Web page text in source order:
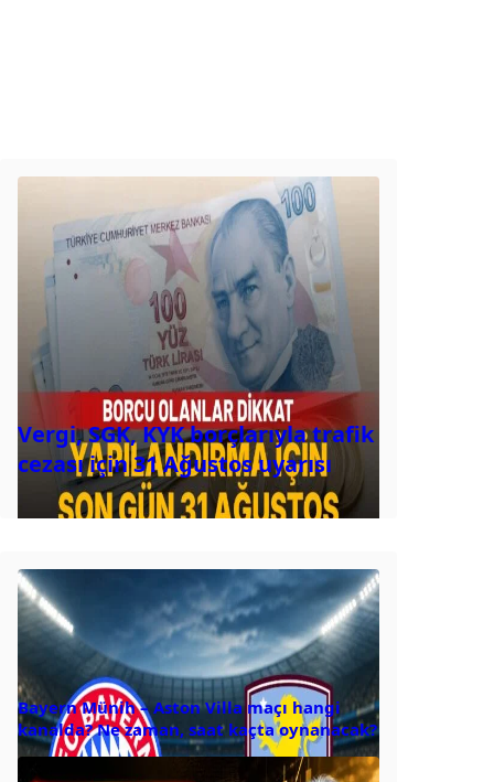
Vergi, SGK, KYK borçlarıyla trafik
cezası için 31 Ağustos uyarısı
Bayern Münih – Aston Villa maçı hangi
kanalda? Ne zaman, saat kaçta oynanacak?